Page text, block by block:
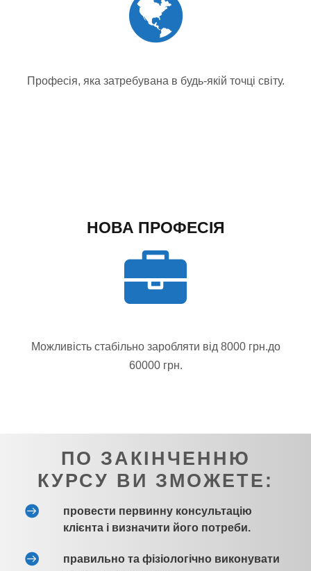
Професія, яка затребувана в будь-якій точці світу.
НОВА ПРОФЕСІЯ
Можливість стабільно заробляти від 8000 грн.до
60000 грн.
ПО ЗАКІНЧЕННЮ
КУРСУ ВИ ЗМОЖЕТЕ:
провести первинну консультацію
клієнта і визначити його потреби.
правильно та фізіологічно виконувати